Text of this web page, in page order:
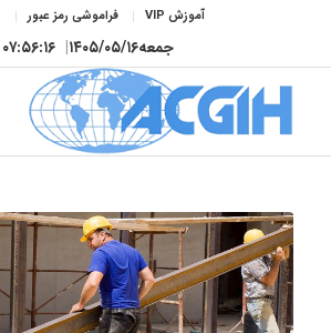
آموزش VIP فراموشی رمز عبور
جمعه۱۴۰۵/۰۵/۱۶| ۰۷:۵۶:۱۷